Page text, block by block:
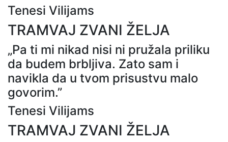
Tenesi Vilijams
TRAMVAJ ZVANI ŽELJA
„Pa ti mi nikad nisi ni pružala priliku
da budem brbljiva. Zato sam i
navikla da u tvom prisustvu malo
govorim.”
Tenesi Vilijams
TRAMVAJ ZVANI ŽELJA